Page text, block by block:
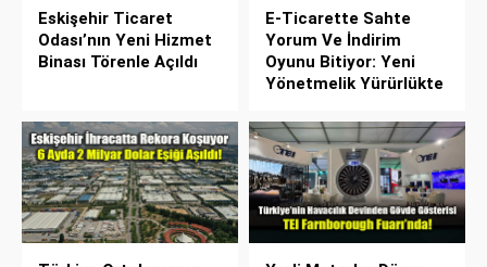
Eskişehir Ticaret
Odası’nın Yeni Hizmet
Binası Törenle Açıldı
E-Ticarette Sahte
Yorum Ve İndirim
Oyunu Bitiyor: Yeni
Yönetmelik Yürürlükte